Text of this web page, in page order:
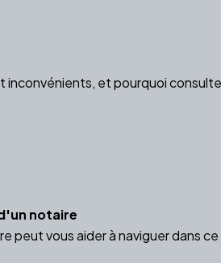
et pourquoi
notaire
peut vous aider à naviguer dans